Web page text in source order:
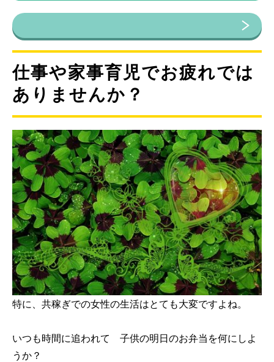
仕事や家事育児でお疲れでは
ありませんか？
特に、共稼ぎでの女性の生活はとても大変ですよね。
いつも時間に追われて 子供の明日のお弁当を何にしよ
うか？